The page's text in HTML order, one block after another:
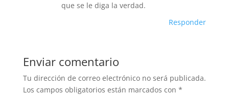
que se le diga la verdad.
Responder
Enviar comentario
Tu dirección de correo electrónico no será publicada.
Los campos obligatorios están marcados con *